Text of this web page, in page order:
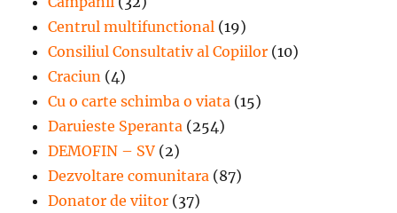
Centrul multifunctional (19)
Consiliul Consultativ al Copiilor (10)
Craciun (4)
Cu o carte schimba o viata (15)
Daruieste Speranta (254)
DEMOFIN – SV (2)
Dezvoltare comunitara (87)
Donator de viitor (37)